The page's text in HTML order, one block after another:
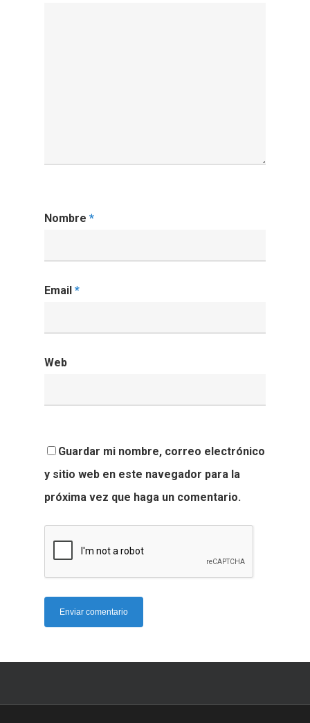
Nombre *
Email *
Web
Guardar mi nombre, correo electrónico
y sitio web en este navegador para la
próxima vez que haga un comentario.